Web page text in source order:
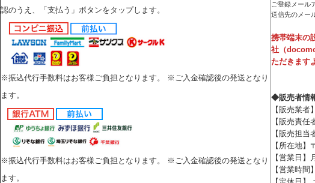
認のうえ、「支払う」ボタンをタップします。
※振込代行手数料はお客様ご負担となります。 ※ご入金確認後の発送となり
ます。
※振込代行手数料はお客様ご負担となります。 ※ご入金確認後の発送となり
ます。
ご登録メール
送信先のメー
携帯端末の
社（
ただきます
◆販売者情
【販売業
【販売責
【販売担当
【所在地
【営業日】
【営業時間